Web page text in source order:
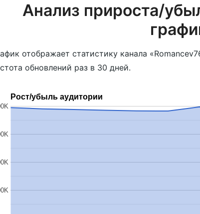
Анализ прироста/
отображает статистику канала
обновлений раз в 30 дней.
Рост/убыль аудитории